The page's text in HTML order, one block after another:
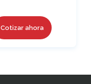
Cotizar ahora